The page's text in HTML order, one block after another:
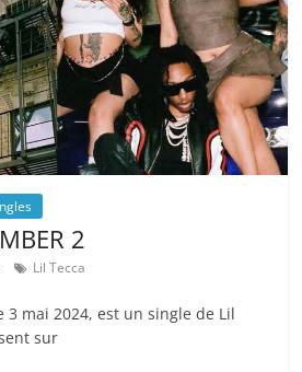
2
Lil Tecca
3 mai 2024, est un single de Lil
sur